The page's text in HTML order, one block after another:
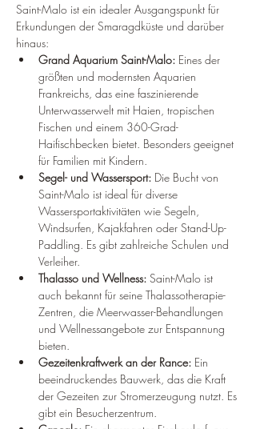
Saint-Malo ist ein idealer Ausgangspunkt für
Erkundungen der Smaragdküste und darüber
hinaus:
Grand Aquarium Saint-Malo: Eines der
größten und modernsten Aquarien
Frankreichs, das eine faszinierende
Unterwasserwelt mit Haien, tropischen
Fischen und einem 360-Grad-
Haifischbecken bietet. Besonders geeignet
für Familien mit Kindern.
Segel- und Wassersport: Die Bucht von
Saint-Malo ist ideal für diverse
Wassersportaktivitäten wie Segeln,
Windsurfen, Kajakfahren oder Stand-Up-
Paddling. Es gibt zahlreiche Schulen und
Verleiher.
Thalasso und Wellness: Saint-Malo ist
auch bekannt für seine Thalassotherapie-
Zentren, die Meerwasser-Behandlungen
und Wellnessangebote zur Entspannung
bieten.
Gezeitenkraftwerk an der Rance: Ein
beeindruckendes Bauwerk, das die Kraft
der Gezeiten zur Stromerzeugung nutzt. Es
gibt ein Besucherzentrum.